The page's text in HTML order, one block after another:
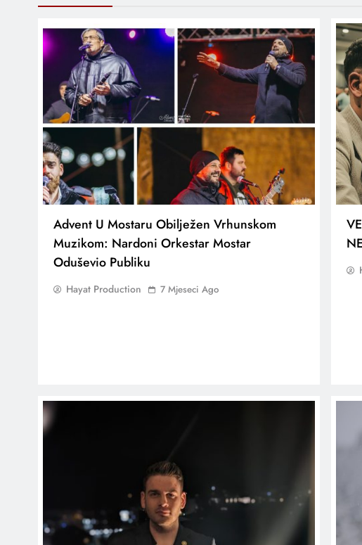
Advent U Mostaru Obilježen Vrhunskom
Muzikom: Nardoni Orkestar Mostar
Oduševio Publiku
Hayat Production 7 Mjeseci Ago